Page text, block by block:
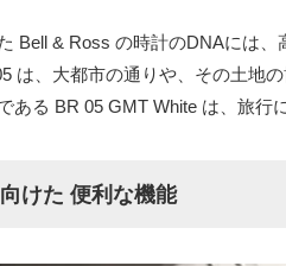
Bell & Ross の時計のDNAには、
は、大都市の通りや、その土地
ある BR 05 GMT White は、旅行
けた 便利な機能